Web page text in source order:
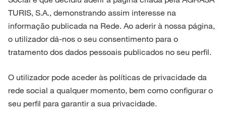
TURIS, S.A., demonstrando assim interesse na
informação publicada na Rede. Ao aderir à nossa página,
o utilizador dá-nos o seu consentimento para o
tratamento dos dados pessoais publicados no seu perfil.
O utilizador pode aceder às políticas de privacidade da
rede social a qualquer momento, bem como configurar o
seu perfil para garantir a sua privacidade.